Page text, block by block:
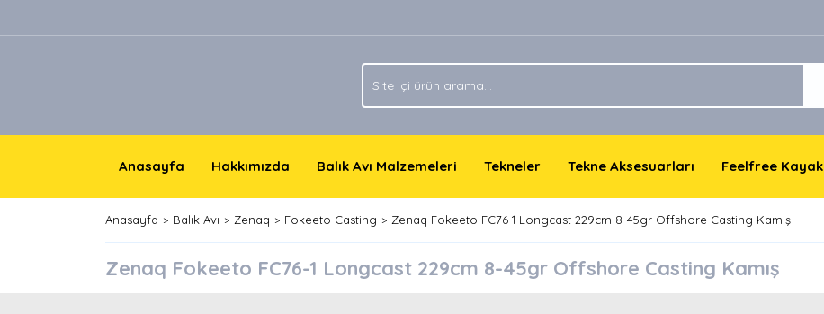
Anasayfa Hakkımızda Balık Avı Malzemeleri Tekneler Tekne Aksesuarları Feelfree Kayak
Anasayfa Balık Avı Zenaq Fokeeto Casting Zenaq Fokeeto FC76-1 Longcast 229cm 8-45gr Offshore Casting Kamış
Zenaq Fokeeto FC76-1 Longcast 229cm 8-45gr Offshore Casting Kamış